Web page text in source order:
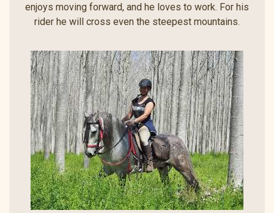
enjoys moving forward, and he loves to work. For his
rider he will cross even the steepest mountains.